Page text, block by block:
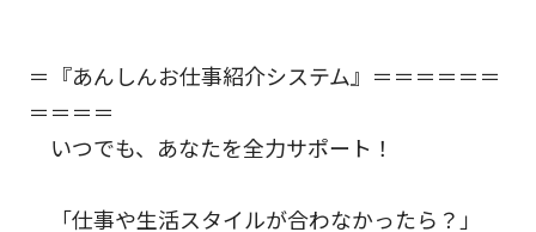
＝『あんしんお仕事紹介システム』＝＝＝＝＝＝
＝＝＝＝
いつでも、あなたを全力サポート！
「仕事や生活スタイルが合わなかったら？」